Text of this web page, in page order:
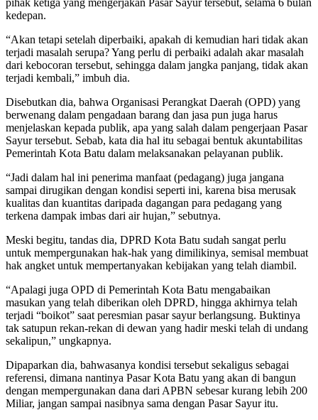
kedepan.
“Akan tetapi setelah diperbaiki, apakah di kemudian hari tidak akan
terjadi masalah serupa? Yang perlu di perbaiki adalah akar masalah
dari kebocoran tersebut, sehingga dalam jangka panjang, tidak akan
terjadi kembali,” imbuh dia.
Disebutkan dia, bahwa Organisasi Perangkat Daerah (OPD) yang
berwenang dalam pengadaan barang dan jasa pun juga harus
menjelaskan kepada publik, apa yang salah dalam pengerjaan Pasar
Sayur tersebut. Sebab, kata dia hal itu sebagai bentuk akuntabilitas
Pemerintah Kota Batu dalam melaksanakan pelayanan publik.
“Jadi dalam hal ini penerima manfaat (pedagang) juga jangana
sampai dirugikan dengan kondisi seperti ini, karena bisa merusak
kualitas dan kuantitas daripada dagangan para pedagang yang
terkena dampak imbas dari air hujan,” sebutnya.
Meski begitu, tandas dia, DPRD Kota Batu sudah sangat perlu
untuk mempergunakan hak-hak yang dimilikinya, semisal membuat
hak angket untuk mempertanyakan kebijakan yang telah diambil.
“Apalagi juga OPD di Pemerintah Kota Batu mengabaikan
masukan yang telah diberikan oleh DPRD, hingga akhirnya telah
terjadi “boikot” saat peresmian pasar sayur berlangsung. Buktinya
tak satupun rekan-rekan di dewan yang hadir meski telah di undang
sekalipun,” ungkapnya.
Dipaparkan dia, bahwasanya kondisi tersebut sekaligus sebagai
referensi, dimana nantinya Pasar Kota Batu yang akan di bangun
dengan mempergunakan dana dari APBN sebesar kurang lebih 200
Miliar, jangan sampai nasibnya sama dengan Pasar Sayur itu.